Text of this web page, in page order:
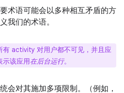
术语可能会以多种相互矛盾的方
我们的术语。
有 activity 对用户都不可见，并且应
示该应用在后台运行。
会对其施加多项限制。（例如，